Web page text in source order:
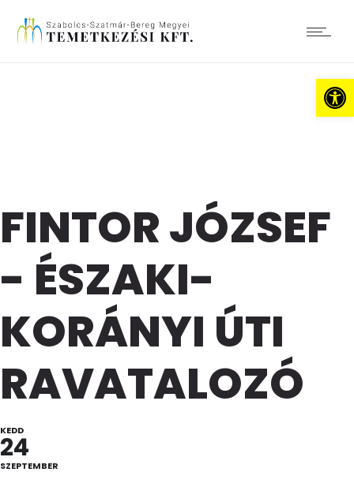
FINTOR JÓZSEF
- ÉSZAKI-
KORÁNYI ÚTI
RAVATALOZÓ
KEDD
24
SZEPTEMBER